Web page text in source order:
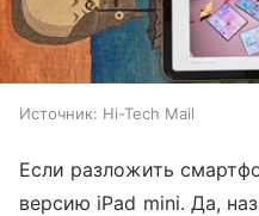
Источник: Hi-Tech Mail
Если разложить
версию iPad mini. Да,